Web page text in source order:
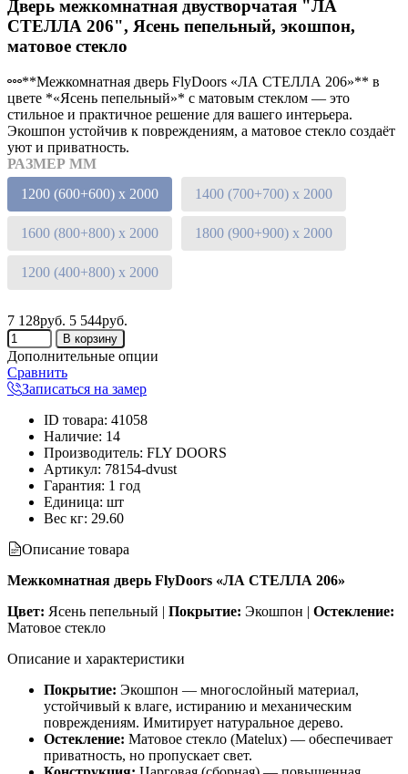
Дверь межкомнатная двустворчатая "ЛА
СТЕЛЛА 206", Ясень пепельный, экошпон,
матовое стекло
**Межкомнатная дверь FlyDoors «ЛА СТЕЛЛА 206»** в
цвете *«Ясень пепельный»* с матовым стеклом — это
стильное и практичное решение для вашего интерьера.
Экошпон устойчив к повреждениям, а матовое стекло создаёт
уют и приватность.
РАЗМЕР ММ
1200 (600+600) х 2000
1400 (700+700) х 2000
1600 (800+800) х 2000 1800 (900+900) х 2000
1200 (400+800) х 2000
7 128руб. 5 544руб.
Дополнительные опции
Сравнить
Записаться на замер
ID товара: 41058
Наличие: 14
Производитель: FLY DOORS
Артикул: 78154-dvust
Гарантия: 1 год
Единица: шт
Вес кг: 29.60
Описание товара
Межкомнатная дверь FlyDoors «ЛА СТЕЛЛА 206»
Цвет: Ясень пепельный | Покрытие: Экошпон | Остекление:
Матовое стекло
Описание и характеристики
Покрытие: Экошпон — многослойный материал,
устойчивый к влаге, истиранию и механическим
повреждениям. Имитирует натуральное дерево.
Остекление: Матовое стекло (Matelux) — обеспечивает
приватность, но пропускает свет.